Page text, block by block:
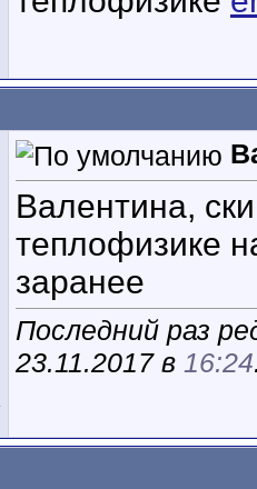
Валентина,
теплофизике
заранее
Последний раз
23.11.2017 в 16:24